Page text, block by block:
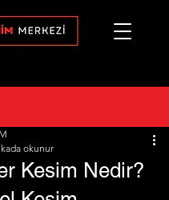
Kesim Nedir?
okunur